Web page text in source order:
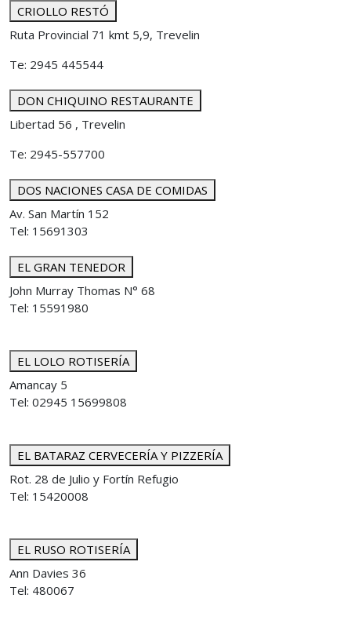
CRIOLLO RESTÓ
Ruta Provincial 71 kmt 5,9, Trevelin
Te: 2945 445544
DON CHIQUINO RESTAURANTE
Libertad 56 , Trevelin
Te: 2945-557700
DOS NACIONES CASA DE COMIDAS
Av. San Martín 152
Tel: 15691303
EL GRAN TENEDOR
John Murray Thomas N° 68
Tel: 15591980
EL LOLO ROTISERÍA
Amancay 5
Tel: 02945 15699808
EL BATARAZ CERVECERÍA Y PIZZERÍA
Rot. 28 de Julio y Fortín Refugio
Tel: 15420008
EL RUSO ROTISERÍA
Ann Davies 36
Tel: 480067